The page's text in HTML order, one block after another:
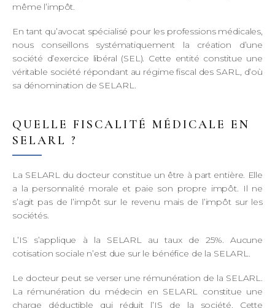
même l’impôt.
En tant qu’avocat spécialisé pour les professions médicales,
nous conseillons systématiquement la création d’une
société d’exercice libéral (SEL). Cette entité constitue une
véritable société répondant au régime fiscal des SARL, d’où
sa dénomination de SELARL.
QUELLE FISCALITÉ MÉDICALE EN
SELARL ?
La SELARL du docteur constitue un être à part entière. Elle
a la personnalité morale et paie son propre impôt. Il ne
s’agit pas de l’impôt sur le revenu mais de l’impôt sur les
sociétés.
L’IS s’applique à la SELARL au taux de 25%. Aucune
cotisation sociale n’est due sur le bénéfice de la SELARL.
Le docteur peut se verser une rémunération de la SELARL.
La rémunération du médecin en SELARL constitue une
charge déductible qui réduit l’IS de la société. Cette